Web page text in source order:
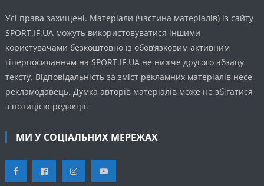
Усі права захищені. Матеріали (частина матеріалів) із сайту
SPORT.IF.UA можуть використовуватися іншими
користувачами безкоштовно із обов’язковим активним
гіперпосиланням на SPORT.IF.UA не нижче другого абзацу
тексту. Відповідальність за зміст рекламних матеріалів несе
рекламодавець. Думка авторів матеріалів може не збігатися
з позицією редакції.
МИ У СОЦІАЛЬНИХ МЕРЕЖАХ